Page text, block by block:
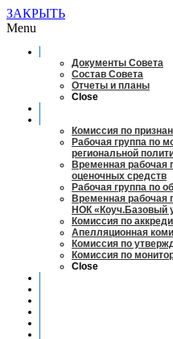
ЗАКРЫТЬ
Menu
Документы Совета
Состав Совета
Отчеты и планы
Close
Комиссия по
Рабочая группа по
региональной
Временная рабочая
оценочных средств
Рабочая группа по
Временная рабочая
НОК «Коуч.Базовый
Комиссия по
Апелляционная
Комиссия по
Комиссия по
Close